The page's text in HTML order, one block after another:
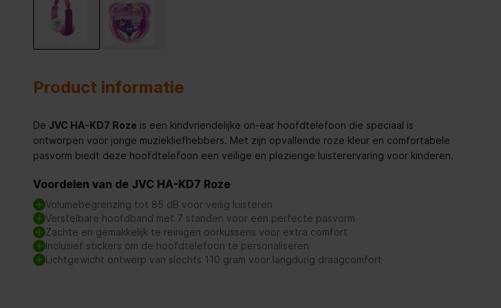
Product informatie
De JVC HA-KD7 Roze is een kindvriendelijke on-ear hoofdtelefoon die speciaal is
ontworpen voor jonge muziekliefhebbers. Met zijn opvallende roze kleur en comfortabele
pasvorm biedt deze hoofdtelefoon een veilige en plezierige luisterervaring voor kinderen.
Voordelen van de JVC HA-KD7 Roze
Volumebegrenzing tot 85 dB voor veilig luisteren
Verstelbare hoofdband met 7 standen voor een perfecte pasvorm
Zachte en gemakkelijk te reinigen oorkussens voor extra comfort
Inclusief stickers om de hoofdtelefoon te personaliseren
Lichtgewicht ontwerp van slechts 110 gram voor langdurig draagcomfort